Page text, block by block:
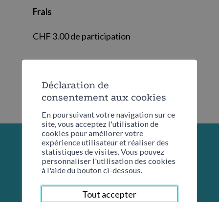
Frais
CHF 3.00 de participation
Déclaration de
consentement aux cookies
En poursuivant votre navigation sur ce
site, vous acceptez l'utilisation de
cookies pour améliorer votre
expérience utilisateur et réaliser des
statistiques de visites. Vous pouvez
personnaliser l'utilisation des cookies
à l'aide du bouton ci-dessous.
Tout accepter